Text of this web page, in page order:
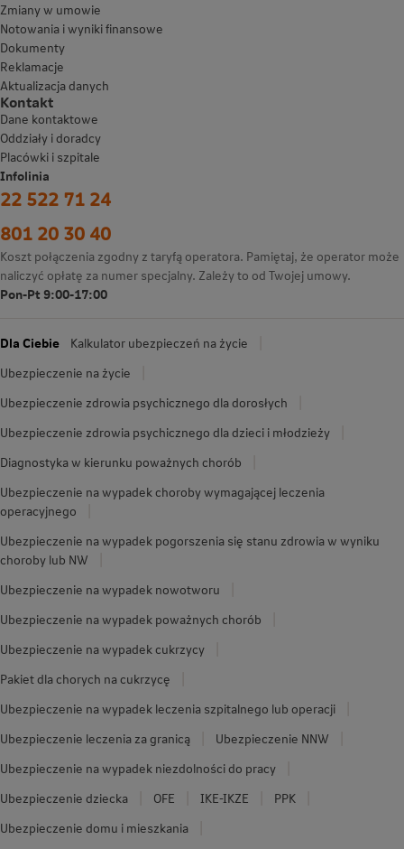
Zmiany w umowie
Notowania i wyniki finansowe
Dokumenty
Reklamacje
Aktualizacja danych
Kontakt
Dane kontaktowe
Oddziały i doradcy
Placówki i szpitale
Infolinia
22 522 71 24
801 20 30 40
Koszt połączenia zgodny z taryfą operatora. Pamiętaj, że operator może
naliczyć opłatę za numer specjalny. Zależy to od Twojej umowy.
Pon-Pt 9:00-17:00
Dla Ciebie
Kalkulator ubezpieczeń na życie
Ubezpieczenie na życie
Ubezpieczenie zdrowia psychicznego dla dorosłych
Ubezpieczenie zdrowia psychicznego dla dzieci i młodzieży
Diagnostyka w kierunku poważnych chorób
Ubezpieczenie na wypadek choroby wymagającej leczenia
operacyjnego
Ubezpieczenie na wypadek pogorszenia się stanu zdrowia w wyniku
choroby lub NW
Ubezpieczenie na wypadek nowotworu
Ubezpieczenie na wypadek poważnych chorób
Ubezpieczenie na wypadek cukrzycy
Pakiet dla chorych na cukrzycę
Ubezpieczenie na wypadek leczenia szpitalnego lub operacji
Ubezpieczenie leczenia za granicą
Ubezpieczenie NNW
Ubezpieczenie na wypadek niezdolności do pracy
Ubezpieczenie dziecka
OFE IKE-IKZE
PPK
Ubezpieczenie domu i mieszkania